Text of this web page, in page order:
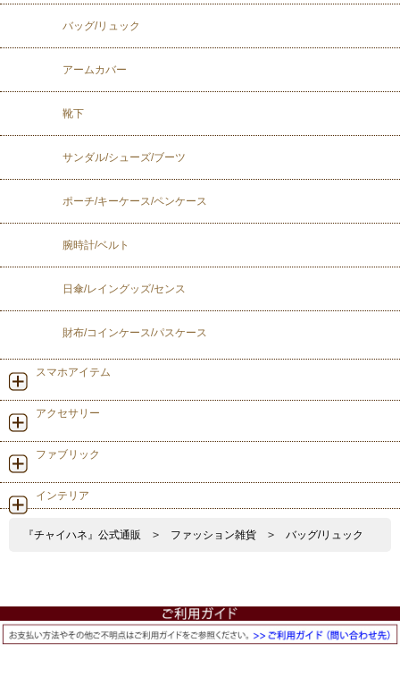
バッグ/リュック
アームカバー
靴下
サンダル/シューズ/ブーツ
ポーチ/キーケース/ペンケース
腕時計/ベルト
日傘/レイングッズ/センス
財布/コインケース/パスケース
スマホアイテム
アクセサリー
ファブリック
インテリア
『チャイハネ』公式通販 > ファッション雑貨 > バッグ/リュック